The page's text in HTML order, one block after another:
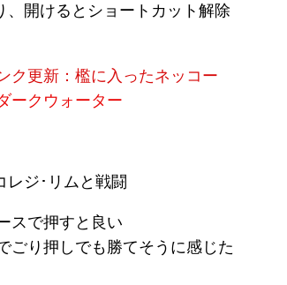
開けるとショートカット解除
ク更新：檻に入ったネッコー
ークウォーター
レジ･リムと戦闘
スで押すと良い
ごり押しでも勝てそうに感じた